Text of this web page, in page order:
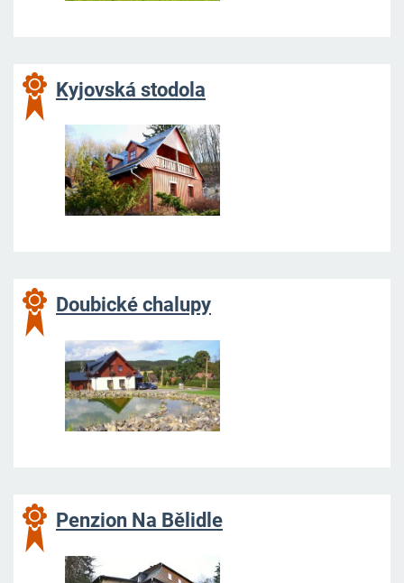
Kyjovská stodola
Doubické chalupy
Penzion Na Bělidle